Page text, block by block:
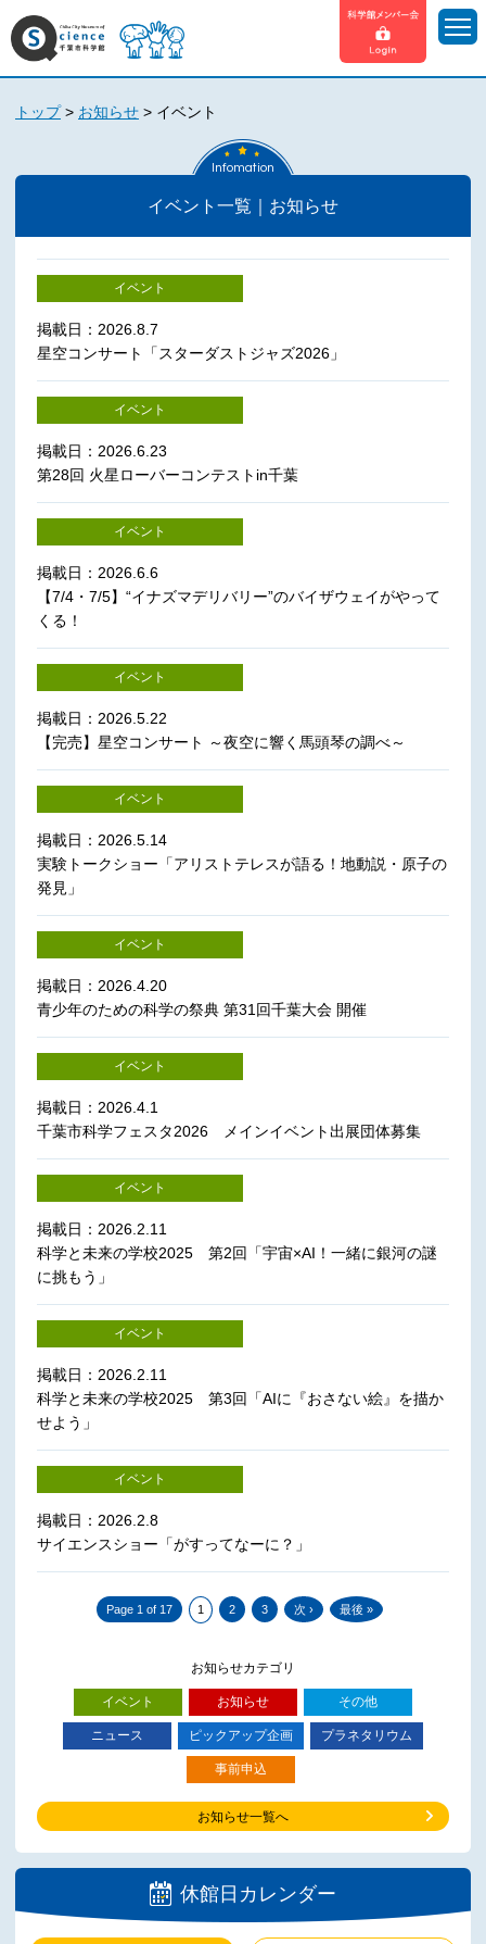
トップ> お知らせ > イベント
休館日カレンダー
Infomation
イベント一覧｜お知らせ
イベント
掲載日：2026.8.7
星空コンサート「スターダストジャズ2026」
イベント
掲載日：2026.6.23
第28回 火星ローバーコンテストin千葉
イベント
掲載日：2026.6.6
【7/4・7/5】“イナズマデリバリー”のバイザウェイがやって
くる！
イベント
掲載日：2026.5.22
【完売】星空コンサート ～夜空に響く馬頭琴の調べ～
イベント
掲載日：2026.5.14
実験トークショー「アリストテレスが語る！地動説・原子の
発見」
イベント
掲載日：2026.4.20
青少年のための科学の祭典 第31回千葉大会 開催
イベント
掲載日：2026.4.1
千葉市科学フェスタ2026 メインイベント出展団体募集
イベント
掲載日：2026.2.11
科学と未来の学校2025 第2回「宇宙×AI！一緒に銀河の謎
に挑もう」
イベント
掲載日：2026.2.11
科学と未来の学校2025 第3回「AIに『おさない絵』を描か
せよう」
イベント
掲載日：2026.2.8
サイエンスショー「がすってなーに？」
Page 1 of 17 1 2 3 次 › 最後 »
お知らせカテゴリ
イベント お知らせ その他
ニュース ピックアップ企画 プラネタリウム
事前申込
お知らせ一覧へ